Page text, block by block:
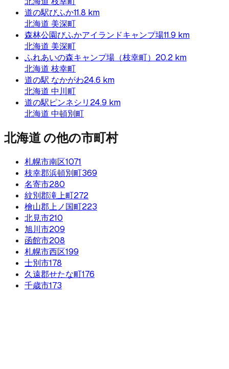
道の駅びふか11.8 km
北海道 美深町
森林公園びふかアイランドキャンプ場11.9 km
北海道 美深町
ふれあいの森キャンプ場（枝幸町） 20.2 km
北海道 枝幸町
道の駅 なかがわ24.6 km
北海道 中川町
道の駅ピンネシリ 24.9 km
北海道 中頓別町
北海道の他の市町村
札幌市南区1071
枝幸郡浜頓別町369
名寄市280
紋別郡滝上町272
檜山郡上ノ国町223
北見市210
旭川市209
函館市208
札幌市西区199
士別市178
久遠郡せたな町176
千歳市173